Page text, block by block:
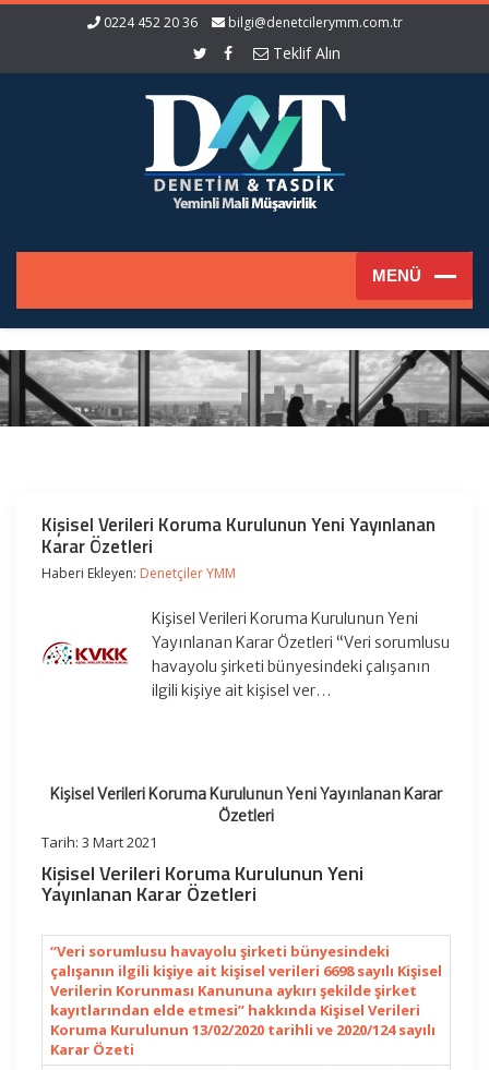
0224 452 20 36 bilgi@denetcilerymm.com.tr
Teklif Alın
Kişisel Verileri Koruma Kurulunun Yeni Yayınlanan
Karar Özetleri
Haberi Ekleyen: Denetçiler YMM
Kişisel Verileri Koruma Kurulunun Yeni
Yayınlanan Karar Özetleri “Veri sorumlusu
havayolu şirketi bünyesindeki çalışanın
ilgili kişiye ait kişisel ver…
Kişisel Verileri Koruma Kurulunun Yeni Yayınlanan Karar
Özetleri
Tarih: 3 Mart 2021
Kişisel Verileri Koruma Kurulunun Yeni
Yayınlanan Karar Özetleri
“Veri sorumlusu havayolu şirketi bünyesindeki
çalışanın ilgili kişiye ait kişisel verileri 6698 sayılı Kişisel
Verilerin Korunması Kanununa aykırı şekilde şirket
kayıtlarından elde etmesi” hakkında Kişisel Verileri
Koruma Kurulunun 13/02/2020 tarihli ve 2020/124 sayılı
Karar Özeti